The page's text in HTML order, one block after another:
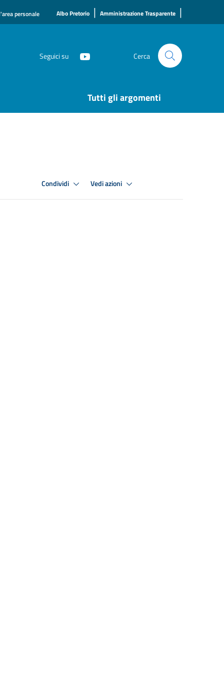
personale Albo Pretorio | Amministrazione Trasparente |
Seguici su Cerca
Tutti gli argomenti
Condividi Vedi azioni